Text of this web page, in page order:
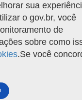
sua
o gov.br, você
de
sobre como
.Se você